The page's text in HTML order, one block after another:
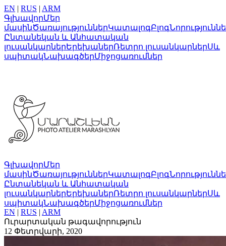
EN | RUS | ARM
ԳլխավորՄեր
մասինԾառայություններԿատալոգԲլոգ
Ընտանեկան և Անհատական
լուսանկարներԵրեխաներՌետրո լուսանկարներՍև
սպիտակՆախագծերՄիջոցառումներ
ԳլխավորՄեր
մասինԾառայություններԿատալոգԲլոգ
Ընտանեկան և Անհատական
լուսանկարներԵրեխաներՌետրո լուսանկարներՍև
սպիտակՆախագծերՄիջոցառումներ
EN | RUS | ARM
Ուրարտական թագավորություն
12 Փետրվարի, 2020